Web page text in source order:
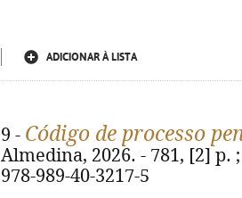
ADICIONAR À LISTA
9 - Código de processo
Almedina, 2026. - 781, [2] p.
978-989-40-3217-5